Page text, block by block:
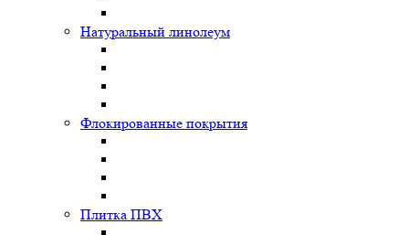
Натуральный линолеум
Флокированные покрытия
Плитка ПВХ